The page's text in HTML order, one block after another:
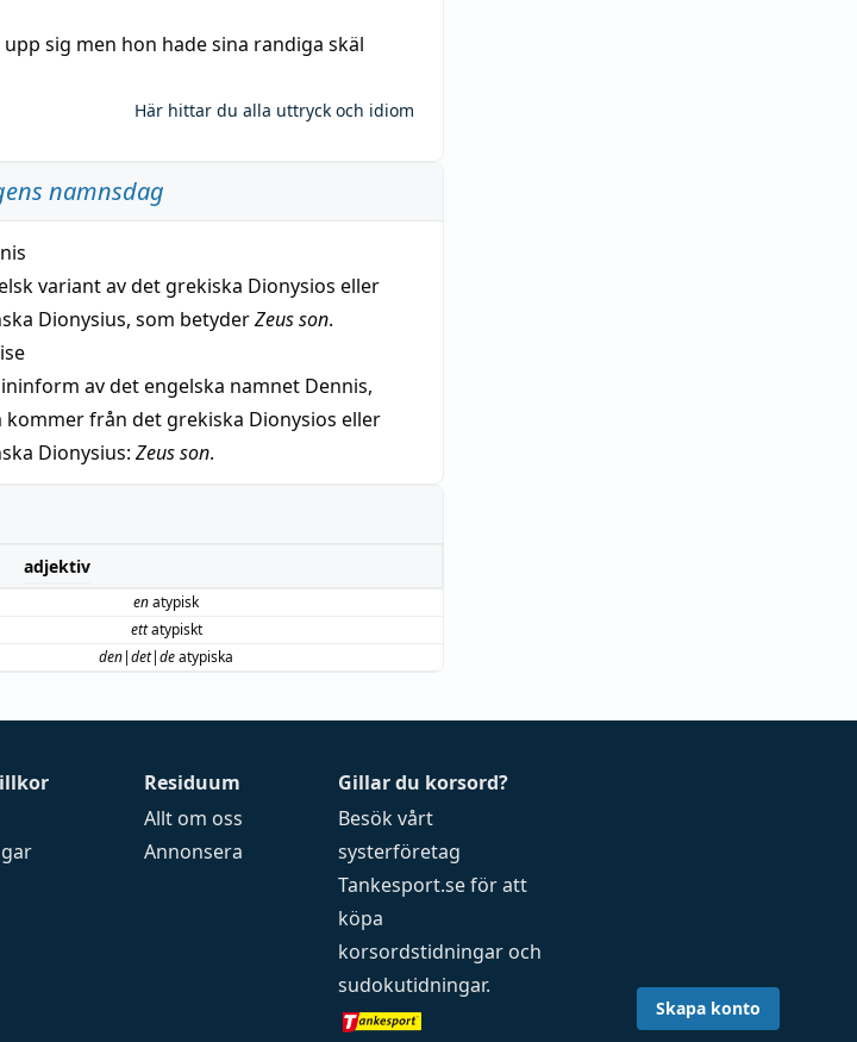
sig men hon hade sina randiga skäl
Här hittar du alla uttryck och idiom
namnsdag
variant av det grekiska Dionysios eller
Dionysius, som betyderZeus son.
av det engelska namnet Dennis,
kommer från det grekiska Dionysios eller
Dionysius: Zeus son.
adjektiv
enatypisk
ettatypiskt
den|det|deatypiska
Residuum
Allt om oss
Annonsera
Gillar du korsord?
Besök vårt
systerföretag
Tankesport.seför att
köpa
korsordstidningar och
sudokutidningar.
Skapa konto